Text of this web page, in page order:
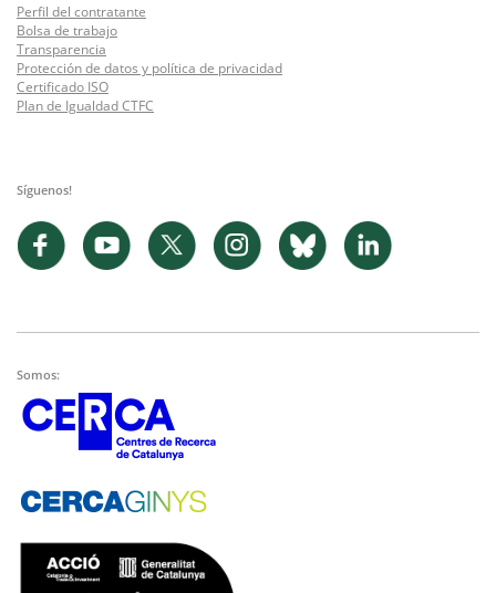
Perfil del contratante
Bolsa de trabajo
Transparencia
Protección de datos y política de privacidad
Certificado ISO
Plan de Igualdad CTFC
Síguenos!
Somos: